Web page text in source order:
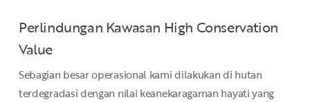
Perlindungan Kawasan High Conservation
Value
Sebagian besar operasional kami dilakukan di hutan
terdegradasi dengan nilai keanekaragaman hayati yang